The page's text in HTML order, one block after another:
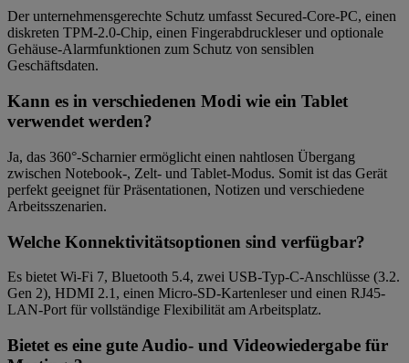
Der unternehmensgerechte Schutz umfasst Secured-Core-PC, einen
diskreten TPM-2.0-Chip, einen Fingerabdruckleser und optionale
Gehäuse-Alarmfunktionen zum Schutz von sensiblen
Geschäftsdaten.
Kann es in verschiedenen Modi wie ein Tablet
verwendet werden?
Ja, das 360°-Scharnier ermöglicht einen nahtlosen Übergang
zwischen Notebook-, Zelt- und Tablet-Modus. Somit ist das Gerät
perfekt geeignet für Präsentationen, Notizen und verschiedene
Arbeitsszenarien.
Welche Konnektivitätsoptionen sind verfügbar?
Es bietet Wi-Fi 7, Bluetooth 5.4, zwei USB-Typ-C-Anschlüsse (3.2.
Gen 2), HDMI 2.1, einen Micro-SD-Kartenleser und einen RJ45-
LAN-Port für vollständige Flexibilität am Arbeitsplatz.
Bietet es eine gute Audio- und Videowiedergabe für